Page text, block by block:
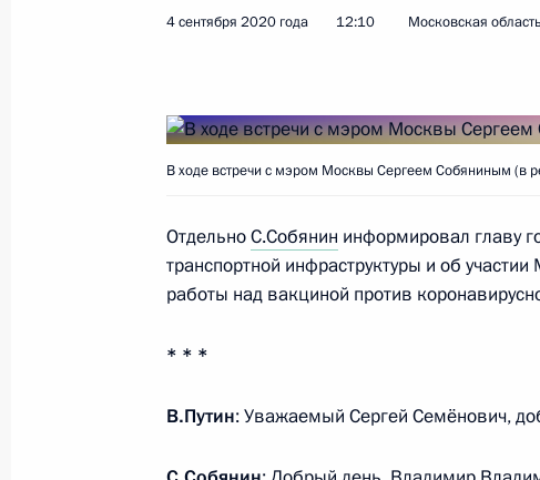
Показать
Совещание по экономическим
10 сентября 2020 года, 13:30 Московская
9 сентября 2020 года, среда
Совещание с членами Правительства
4 сентября 2020 года 12:10 Московская
В ходе встречи с мэром Москвы Сергеем Собяниным (в
ОтдельноС.Собянин информировал главу
транспортной инфраструктуры и об
работы над вакциной против
* * *
В.Путин: Уважаемый Сергей Семёнович,